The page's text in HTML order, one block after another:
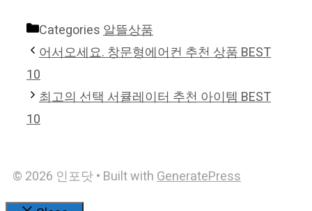
Categories알뜰상품
어서오세요. 창문형에어컨 추천 상품 BEST
10
최고의 선택 서큘레이터 추천 아이템 BEST
10
© 2026 인포닷• Built withGeneratePress